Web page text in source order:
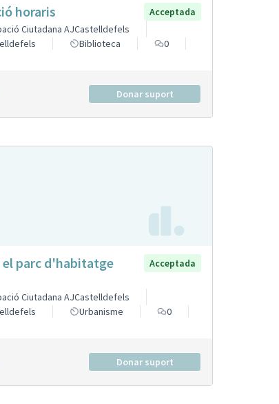
horaris
Acceptada
Ciutadana AJCastelldefels
Biblioteca
0
Donar suport
parc d'habitatge
Acceptada
Ciutadana AJCastelldefels
Urbanisme
0
Donar suport